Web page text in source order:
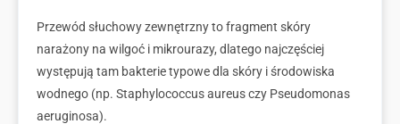
Przewód słuchowy zewnętrzny to fragment skóry
narażony na wilgoć i mikrourazy, dlatego najczęściej
występują tam bakterie typowe dla skóry i środowiska
wodnego (np. Staphylococcus aureus czy Pseudomonas
aeruginosa).